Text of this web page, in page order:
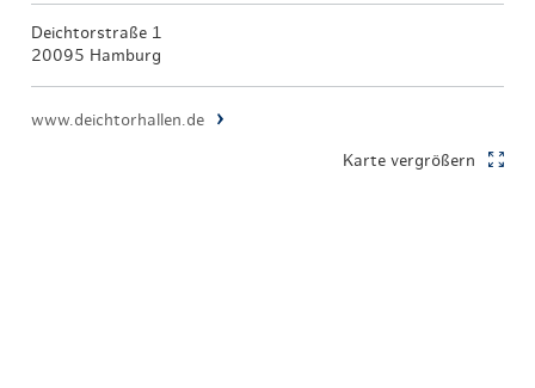
Deichtorstraße 1
20095 Hamburg
www.deichtorhallen.de
Karte vergrößern